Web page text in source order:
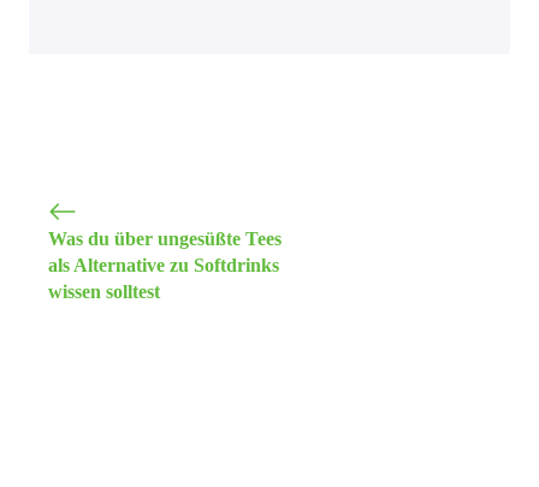
Was du über ungesüßte Tees
als Alternative zu Softdrinks
wissen solltest